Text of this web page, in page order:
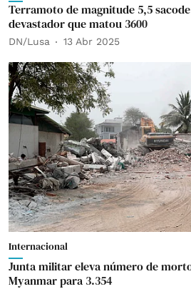
Terramoto de magnitude 5,5
devastador que matou 3600
DN/Lusa 13 Abr 2025
Internacional
Junta militar eleva número de
Myanmar para 3.354